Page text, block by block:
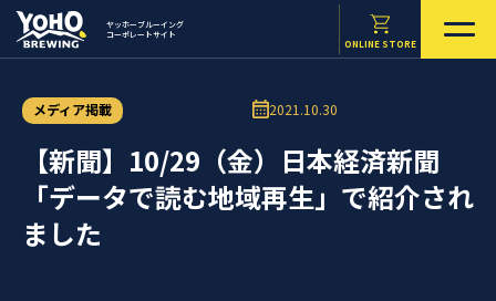
ヤッホーブルーイング
コーポレートサイト
ONLINE STORE
メディア掲載 2021.10.30
【新聞】10/29（金）日本経済新聞
「データで読む地域再生」で紹介され
ました